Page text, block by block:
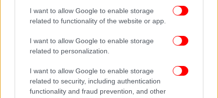
I want to allow Google to enable storage
related to functionality of the website or app.
I want to allow Google to enable storage
related to personalization.
I want to allow Google to enable storage
related to security, including authentication
functionality and fraud prevention, and other